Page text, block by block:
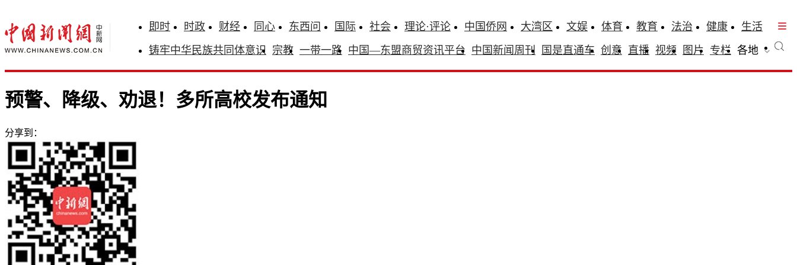
即时 时政 财经 同心 东西问 国际 社会 理论·评论 中国侨网 大湾区 文娱 体育 教育 法治 健康
生活
铸牢中华民族共同体意识 宗教 一带一路 中国—东盟商贸资讯平台 中国新闻周刊 国是直通车 创意 直播 视频 图片 专栏 各地
预警、降级、劝退！多所高校发布通知
分享到：